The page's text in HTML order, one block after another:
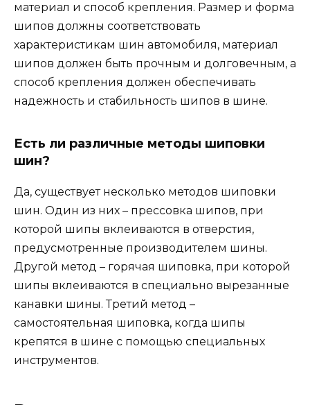
материал и способ крепления. Размер и форма
шипов должны соответствовать
характеристикам шин автомобиля, материал
шипов должен быть прочным и долговечным, а
способ крепления должен обеспечивать
надежность и стабильность шипов в шине.
Есть ли различные методы шиповки
шин?
Да, существует несколько методов шиповки
шин. Один из них – прессовка шипов, при
которой шипы вклеиваются в отверстия,
предусмотренные производителем шины.
Другой метод – горячая шиповка, при которой
шипы вклеиваются в специально вырезанные
канавки шины. Третий метод –
самостоятельная шиповка, когда шипы
крепятся в шине с помощью специальных
инструментов.